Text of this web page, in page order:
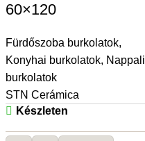
60×120
Fürdőszoba burkolatok,
Konyhai burkolatok, Nappali
burkolatok
STN Cerámica
Készleten